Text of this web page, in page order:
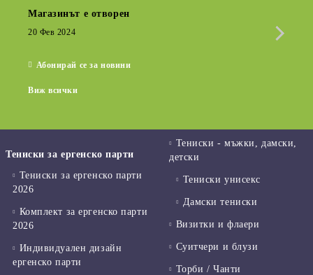
Магазинът е отворен
20 Фев 2024
Абонирай се за новини
Виж всички
Тениски за ергенско парти
Тениски за ергенско парти
2026
Комплект за ергенско парти
2026
Индивидуален дизайн
ергенско парти
Тениски - мъжки, дамски,
детски
Тениски унисекс
Дамски тениски
Визитки и флаери
Суитчери и блузи
Торби / Чанти